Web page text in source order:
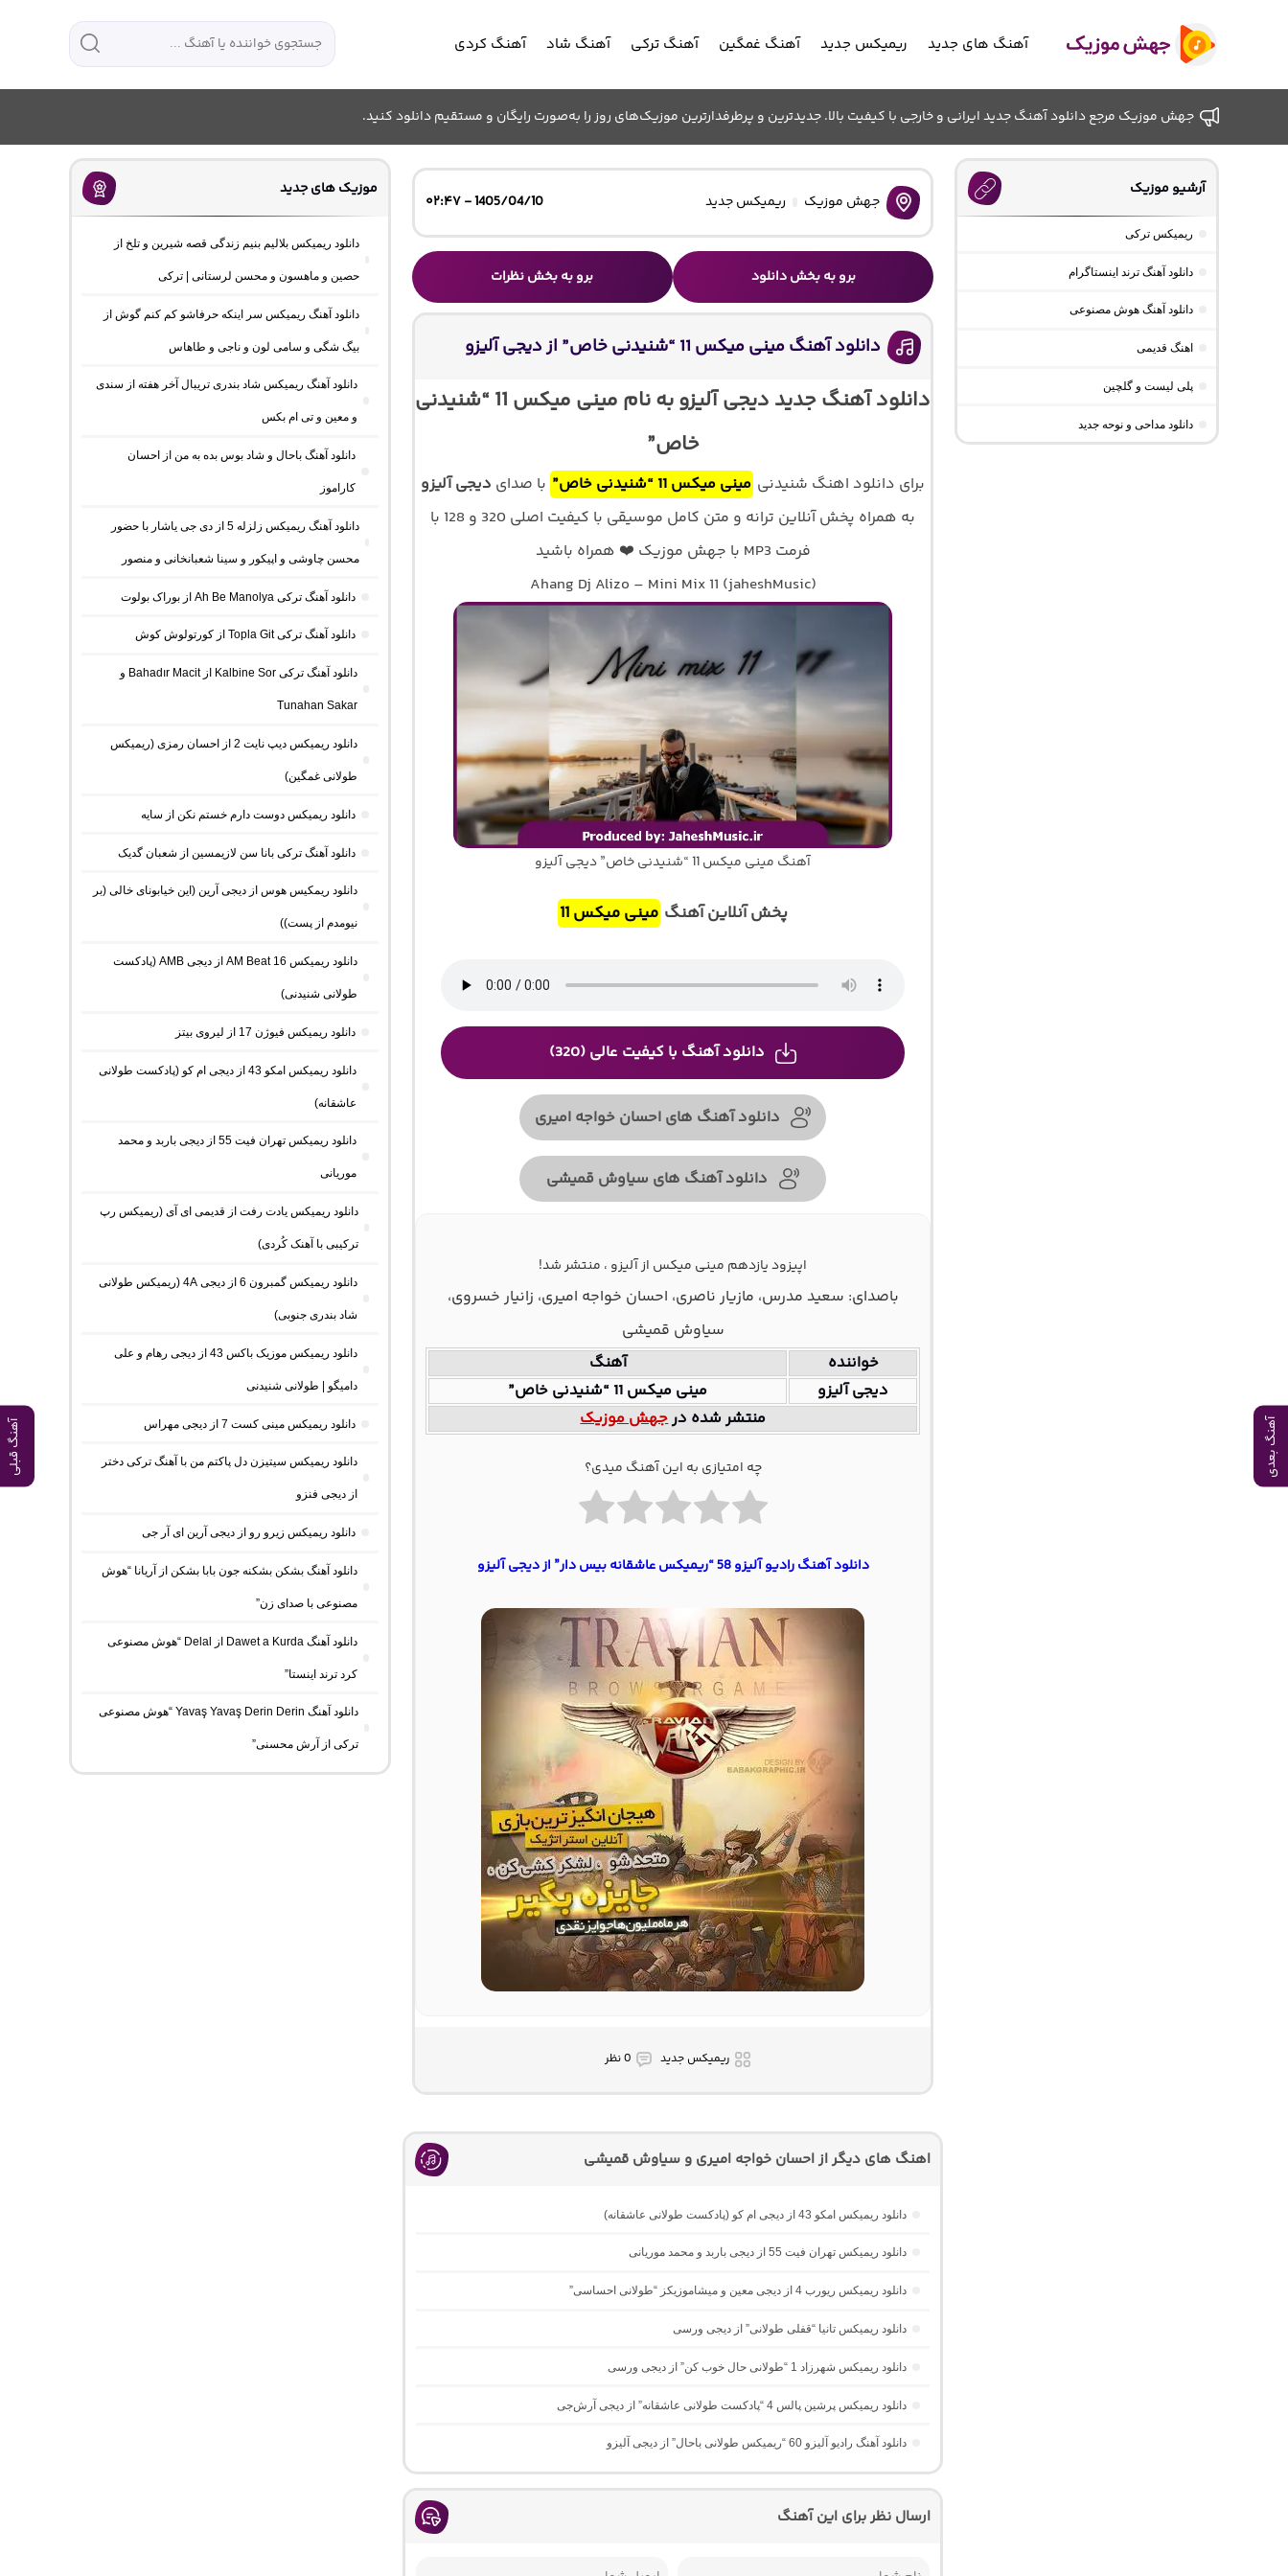
آهنگ بعدی آهنگ قبلی
آهنگ های جدید ریمیکس جدید آهنگ غمگین آهنگ ترکی آهنگ شاد آهنگ کردی
جهش موزیک مرجع دانلود آهنگ جدید ایرانی و خارجی با کیفیت بالا. جدیدترین و پرطرفدارترین موزیک‌های روز را به‌صورت رایگان و مستقیم دانلود کنید.
جهش موزیک ریمیکس جدید 1405/04/10 - ۰۲:۴۷
برو به بخش دانلود برو به بخش نظرات
دانلود آهنگ مینی میکس 11 “شنیدنی خاص” از دیجی آلیزو
دانلود آهنگ جدید دیجی آلیزو به نام مینی میکس 11 “شنیدنی
خاص”
برای دانلود اهنگ شنیدنی مینی میکس 11 “شنیدنی خاص” با صدای دیجی آلیزو
به همراه پخش آنلاین ترانه و متن کامل موسیقی با کیفیت اصلی 320 و 128 با
فرمت MP3 با جهش موزیک ❤️ همراه باشید
Ahang Dj Alizo – Mini Mix 11 (jaheshMusic)
آهنگ مینی میکس 11 “شنیدنی خاص” دیجی آلیزو
پخش آنلاین آهنگ مینی میکس 11
دانلود آهنگ با کیفیت عالی (320)
دانلود آهنگ های احسان خواجه امیری
دانلود آهنگ های سیاوش قمیشی
اپیزود یازدهم مینی میکس از آلیزو ، منتشر شد!
باصدای: سعید مدرس، مازیار ناصری، احسان خواجه امیری، زانیار خسروی،
سیاوش قمیشی
خواننده
آهنگ
دیجی آلیزو
مینی میکس 11 “شنیدنی خاص”
منتشر شده درجهش موزیک
چه امتیازی به این آهنگ میدی؟
دانلود آهنگ رادیو آلیزو 58 “ریمیکس عاشقانه بیس دار” از دیجی آلیزو
ریمیکس جدید 0 نظر
اهنگ های دیگر از احسان خواجه امیری و سیاوش قمیشی
دانلود ریمیکس امکو 43 از دیجی ام کو (پادکست طولانی عاشقانه)
دانلود ریمیکس تهران فیت 55 از دیجی باربد و محمد موریانی
دانلود ریمیکس ریورب 4 از دیجی معین و میشاموزیکز “طولانی احساسی”
دانلود ریمیکس تانیا “قفلی طولانی” از دیجی ورسی
دانلود ریمیکس شهرزاد 1 “طولانی حال خوب کن” از دیجی ورسی
دانلود ریمیکس پرشین پالس 4 “پادکست طولانی عاشقانه” از دیجی آرش‌جی
دانلود آهنگ رادیو آلیزو 60 “ریمیکس طولانی باحال” از دیجی آلیزو
ارسال نظر برای این آهنگ
آرشیو موزیک
ریمیکس ترکی
دانلود آهنگ ترند اینستاگرام
دانلود آهنگ هوش مصنوعی
اهنگ قدیمی
پلی لیست و گلچین
دانلود مداحی و نوحه جدید
موزیک های جدید
دانلود ریمیکس بلالیم بنیم زندگی قصه شیرین و تلخ از
حصین و ماهسون و محسن لرستانی | ترکی
دانلود آهنگ ریمیکس سر اینکه حرفاشو کم کنم گوش از
بیگ شگی و سامی لون و ناجی و طاهاس
دانلود آهنگ ریمیکس شاد بندری تریبال آخر هفته از سندی
و معین و تی ام بکس
دانلود آهنگ باحال و شاد بوس بده به من از احسان
کاراموز
دانلود آهنگ ریمیکس زلزله 5 از دی جی یاشار با حضور
محسن چاوشی و اپیکور و سینا شعبانخانی و منصور
دانلود آهنگ ترکی Ah Be Manolya از بوراک بولوت
دانلود آهنگ ترکی Topla Git از کورتولوش کوش
دانلود آهنگ ترکی Kalbine Sor از Bahadır Macit و
Tunahan Sakar
دانلود ریمیکس دیپ نایت 2 از احسان رمزی (ریمیکس
طولانی غمگین)
دانلود ریمیکس دوست دارم خستم نکن از سایه
دانلود آهنگ ترکی بانا سن لازیمسین از شعبان گدیک
دانلود ریمکیس هوس از دیجی آرین (این خیابونای خالی (بر
نیومدم از پست))
دانلود ریمیکس AM Beat 16 از دیجی AMB (پادکست
طولانی شنیدنی)
دانلود ریمیکس فیوژن 17 از لیروی بیتز
دانلود ریمیکس امکو 43 از دیجی ام کو (پادکست طولانی
عاشقانه)
دانلود ریمیکس تهران فیت 55 از دیجی باربد و محمد
موریانی
دانلود ریمیکس یادت رفت از قدیمی ای آی (ریمیکس رپ
ترکیبی با آهنک کُردی)
دانلود ریمیکس گمبرون 6 از دیجی 4A (ریمیکس طولانی
شاد بندری جنوبی)
دانلود ریمیکس موزیک باکس 43 از دیجی رهام و علی
دامیگو | طولانی شنیدنی
دانلود ریمیکس مینی کست 7 از دیجی مهراس
دانلود ریمیکس سیتیزن دل پاکتم من با آهنگ ترکی دختر
از دیجی فنزو
دانلود ریمیکس زیرو رو از دیجی آرین ای آر جی
دانلود آهنگ بشکن بشکنه جون بابا بشکن از آریانا “هوش
مصنوعی با صدای زن”
دانلود آهنگ Dawet a Kurda از Delal “هوش مصنوعی
کرد ترند اینستا”
دانلود آهنگ Yavaş Yavaş Derin Derin “هوش مصنوعی
ترکی از آرش محسنی”